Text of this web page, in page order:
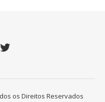
Twitter
os Direitos Reservados